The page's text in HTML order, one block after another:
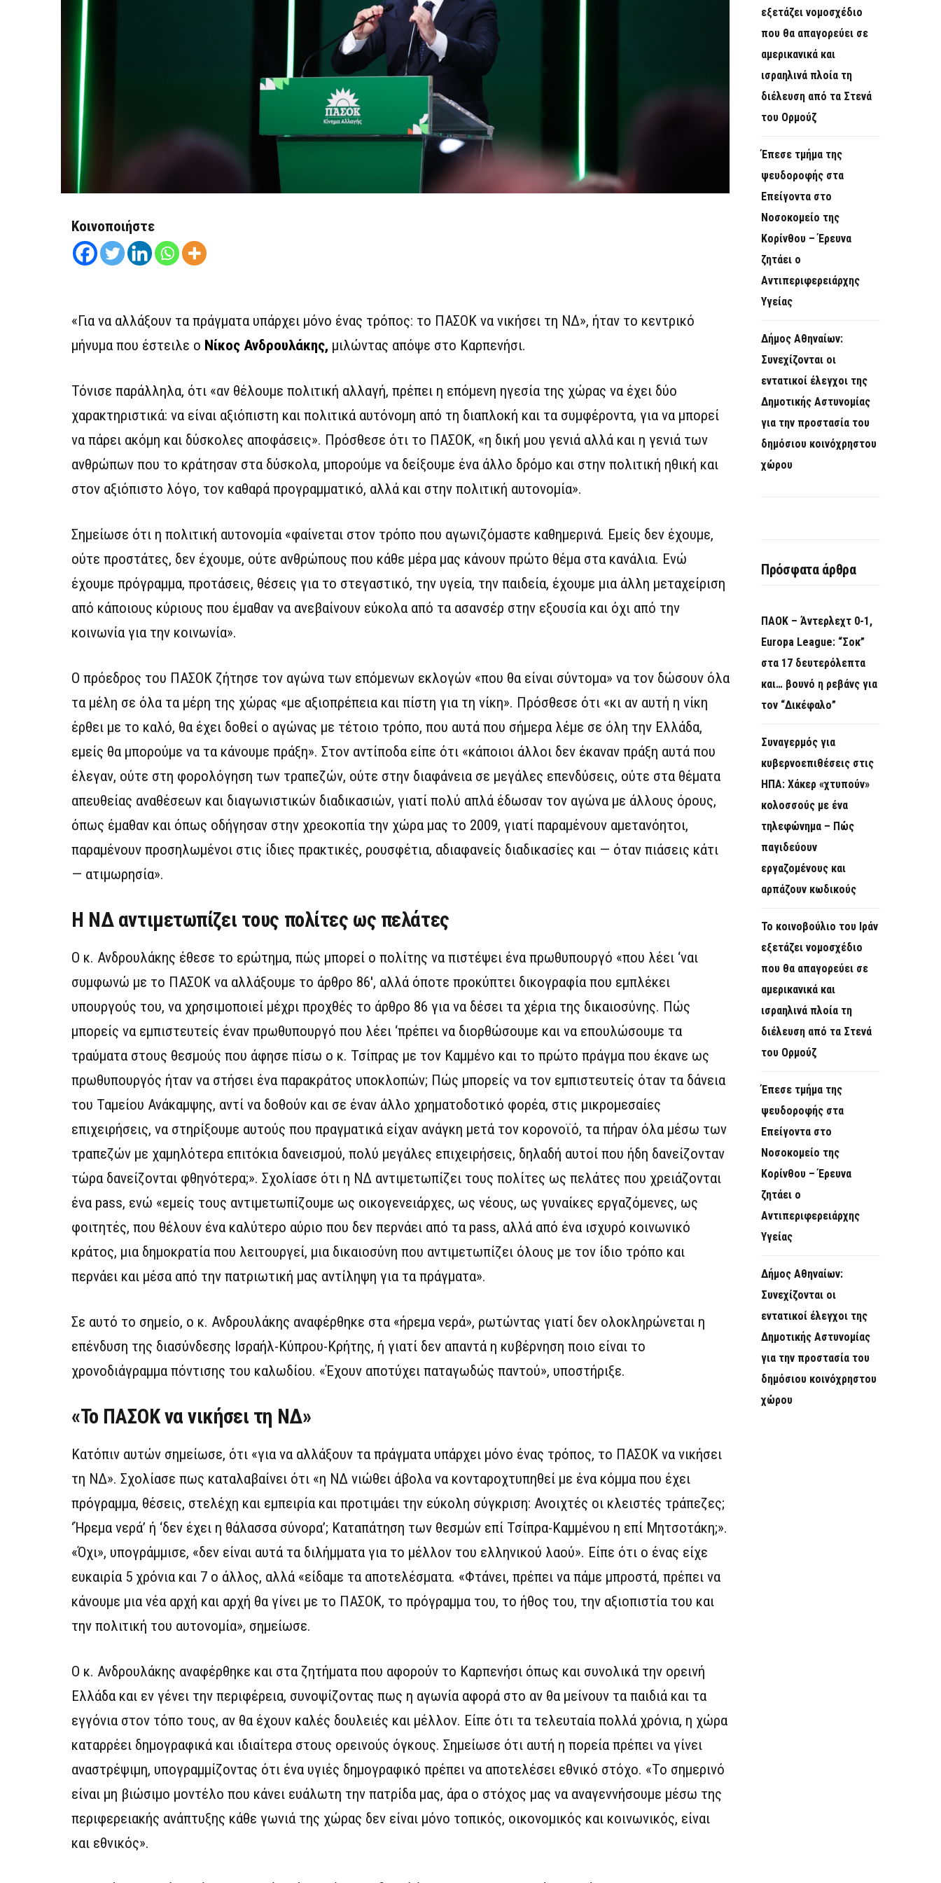
Κοινοποιήστε
«Για να αλλάξουν τα πράγματα υπάρχει μόνο ένας τρόπος: το ΠΑΣΟΚ να νικήσει τη ΝΔ», ήταν το κεντρικό
μήνυμα που έστειλε ο Νίκος Ανδρουλάκης, μιλώντας απόψε στο Καρπενήσι.
Τόνισε παράλληλα, ότι «αν θέλουμε πολιτική αλλαγή, πρέπει η επόμενη ηγεσία της χώρας να έχει δύο
χαρακτηριστικά: να είναι αξιόπιστη και πολιτικά αυτόνομη από τη διαπλοκή και τα συμφέροντα, για να μπορεί
να πάρει ακόμη και δύσκολες αποφάσεις». Πρόσθεσε ότι το ΠΑΣΟΚ, «η δική μου γενιά αλλά και η γενιά των
ανθρώπων που το κράτησαν στα δύσκολα, μπορούμε να δείξουμε ένα άλλο δρόμο και στην πολιτική ηθική και
στον αξιόπιστο λόγο, τον καθαρά προγραμματικό, αλλά και στην πολιτική αυτονομία».
Σημείωσε ότι η πολιτική αυτονομία «φαίνεται στον τρόπο που αγωνιζόμαστε καθημερινά. Εμείς δεν έχουμε,
ούτε προστάτες, δεν έχουμε, ούτε ανθρώπους που κάθε μέρα μας κάνουν πρώτο θέμα στα κανάλια. Ενώ
έχουμε πρόγραμμα, προτάσεις, θέσεις για το στεγαστικό, την υγεία, την παιδεία, έχουμε μια άλλη μεταχείριση
από κάποιους κύριους που έμαθαν να ανεβαίνουν εύκολα από τα ασανσέρ στην εξουσία και όχι από την
κοινωνία για την κοινωνία».
Ο πρόεδρος του ΠΑΣΟΚ ζήτησε τον αγώνα των επόμενων εκλογών «που θα είναι σύντομα» να τον δώσουν όλα
τα μέλη σε όλα τα μέρη της χώρας «με αξιοπρέπεια και πίστη για τη νίκη». Πρόσθεσε ότι «κι αν αυτή η νίκη
έρθει με το καλό, θα έχει δοθεί ο αγώνας με τέτοιο τρόπο, που αυτά που σήμερα λέμε σε όλη την Ελλάδα,
εμείς θα μπορούμε να τα κάνουμε πράξη». Στον αντίποδα είπε ότι «κάποιοι άλλοι δεν έκαναν πράξη αυτά που
έλεγαν, ούτε στη φορολόγηση των τραπεζών, ούτε στην διαφάνεια σε μεγάλες επενδύσεις, ούτε στα θέματα
απευθείας αναθέσεων και διαγωνιστικών διαδικασιών, γιατί πολύ απλά έδωσαν τον αγώνα με άλλους όρους,
όπως έμαθαν και όπως οδήγησαν στην χρεοκοπία την χώρα μας το 2009, γιατί παραμένουν αμετανόητοι,
παραμένουν προσηλωμένοι στις ίδιες πρακτικές, ρουσφέτια, αδιαφανείς διαδικασίες και — όταν πιάσεις κάτι
— ατιμωρησία».
H ΝΔ αντιμετωπίζει τους πολίτες ως πελάτες
Ο κ. Ανδρουλάκης έθεσε το ερώτημα, πώς μπορεί ο πολίτης να πιστέψει ένα πρωθυπουργό «που λέει ‘ναι
συμφωνώ με το ΠΑΣΟΚ να αλλάξουμε το άρθρο 86′, αλλά όποτε προκύπτει δικογραφία που εμπλέκει
υπουργούς του, να χρησιμοποιεί μέχρι προχθές το άρθρο 86 για να δέσει τα χέρια της δικαιοσύνης. Πώς
μπορείς να εμπιστευτείς έναν πρωθυπουργό που λέει ‘πρέπει να διορθώσουμε και να επουλώσουμε τα
τραύματα στους θεσμούς που άφησε πίσω ο κ. Τσίπρας με τον Καμμένο και το πρώτο πράγμα που έκανε ως
πρωθυπουργός ήταν να στήσει ένα παρακράτος υποκλοπών; Πώς μπορείς να τον εμπιστευτείς όταν τα δάνεια
του Ταμείου Ανάκαμψης, αντί να δοθούν και σε έναν άλλο χρηματοδοτικό φορέα, στις μικρομεσαίες
επιχειρήσεις, να στηρίξουμε αυτούς που πραγματικά είχαν ανάγκη μετά τον κορονοϊό, τα πήραν όλα μέσω των
τραπεζών με χαμηλότερα επιτόκια δανεισμού, πολύ μεγάλες επιχειρήσεις, δηλαδή αυτοί που ήδη δανείζονταν
τώρα δανείζονται φθηνότερα;». Σχολίασε ότι η ΝΔ αντιμετωπίζει τους πολίτες ως πελάτες που χρειάζονται
ένα pass, ενώ «εμείς τους αντιμετωπίζουμε ως οικογενειάρχες, ως νέους, ως γυναίκες εργαζόμενες, ως
φοιτητές, που θέλουν ένα καλύτερο αύριο που δεν περνάει από τα pass, αλλά από ένα ισχυρό κοινωνικό
κράτος, μια δημοκρατία που λειτουργεί, μια δικαιοσύνη που αντιμετωπίζει όλους με τον ίδιο τρόπο και
περνάει και μέσα από την πατριωτική μας αντίληψη για τα πράγματα».
Σε αυτό το σημείο, ο κ. Ανδρουλάκης αναφέρθηκε στα «ήρεμα νερά», ρωτώντας γιατί δεν ολοκληρώνεται η
επένδυση της διασύνδεσης Ισραήλ-Κύπρου-Κρήτης, ή γιατί δεν απαντά η κυβέρνηση ποιο είναι το
χρονοδιάγραμμα πόντισης του καλωδίου. «Έχουν αποτύχει παταγωδώς παντού», υποστήριξε.
«Το ΠΑΣΟΚ να νικήσει τη ΝΔ»
Κατόπιν αυτών σημείωσε, ότι «για να αλλάξουν τα πράγματα υπάρχει μόνο ένας τρόπος, το ΠΑΣΟΚ να νικήσει
τη ΝΔ». Σχολίασε πως καταλαβαίνει ότι «η ΝΔ νιώθει άβολα να κονταροχτυπηθεί με ένα κόμμα που έχει
πρόγραμμα, θέσεις, στελέχη και εμπειρία και προτιμάει την εύκολη σύγκριση: Ανοιχτές οι κλειστές τράπεζες;
‘Ήρεμα νερά’ ή ‘δεν έχει η θάλασσα σύνορα’; Καταπάτηση των θεσμών επί Τσίπρα-Καμμένου η επί Μητσοτάκη;».
«Όχι», υπογράμμισε, «δεν είναι αυτά τα διλήμματα για το μέλλον του ελληνικού λαού». Είπε ότι ο ένας είχε
ευκαιρία 5 χρόνια και 7 ο άλλος, αλλά «είδαμε τα αποτελέσματα. «Φτάνει, πρέπει να πάμε μπροστά, πρέπει να
κάνουμε μια νέα αρχή και αρχή θα γίνει με το ΠΑΣΟΚ, το πρόγραμμα του, το ήθος του, την αξιοπιστία του και
την πολιτική του αυτονομία», σημείωσε.
Ο κ. Ανδρουλάκης αναφέρθηκε και στα ζητήματα που αφορούν το Καρπενήσι όπως και συνολικά την ορεινή
Ελλάδα και εν γένει την περιφέρεια, συνοψίζοντας πως η αγωνία αφορά στο αν θα μείνουν τα παιδιά και τα
εγγόνια στον τόπο τους, αν θα έχουν καλές δουλειές και μέλλον. Είπε ότι τα τελευταία πολλά χρόνια, η χώρα
καταρρέει δημογραφικά και ιδιαίτερα στους ορεινούς όγκους. Σημείωσε ότι αυτή η πορεία πρέπει να γίνει
αναστρέψιμη, υπογραμμίζοντας ότι ένα υγιές δημογραφικό πρέπει να αποτελέσει εθνικό στόχο. «Το σημερινό
είναι μη βιώσιμο μοντέλο που κάνει ευάλωτη την πατρίδα μας, άρα ο στόχος μας να αναγεννήσουμε μέσω της
περιφερειακής ανάπτυξης κάθε γωνιά της χώρας δεν είναι μόνο τοπικός, οικονομικός και κοινωνικός, είναι
και εθνικός».
εξετάζει νομοσχέδιο
που θα απαγορεύει σε
αμερικανικά και
ισραηλινά πλοία τη
διέλευση από τα Στενά
του Ορμούζ
Έπεσε τμήμα της
ψευδοροφής στα
Επείγοντα στο
Νοσοκομείο της
Κορίνθου – Έρευνα
ζητάει ο
Αντιπεριφερειάρχης
Υγείας
Δήμος Αθηναίων:
Συνεχίζονται οι
εντατικοί έλεγχοι της
Δημοτικής Αστυνομίας
για την προστασία του
δημόσιου κοινόχρηστου
χώρου
Πρόσφατα άρθρα
ΠΑΟΚ – Άντερλεχτ 0-1,
Europa League: “Σοκ”
στα 17 δευτερόλεπτα
και… βουνό η ρεβάνς για
τον “Δικέφαλο”
Συναγερμός για
κυβερνοεπιθέσεις στις
ΗΠΑ: Χάκερ «χτυπούν»
κολοσσούς με ένα
τηλεφώνημα – Πώς
παγιδεύουν
εργαζομένους και
αρπάζουν κωδικούς
Το κοινοβούλιο του Ιράν
εξετάζει νομοσχέδιο
που θα απαγορεύει σε
αμερικανικά και
ισραηλινά πλοία τη
διέλευση από τα Στενά
του Ορμούζ
Έπεσε τμήμα της
ψευδοροφής στα
Επείγοντα στο
Νοσοκομείο της
Κορίνθου – Έρευνα
ζητάει ο
Αντιπεριφερειάρχης
Υγείας
Δήμος Αθηναίων:
Συνεχίζονται οι
εντατικοί έλεγχοι της
Δημοτικής Αστυνομίας
για την προστασία του
δημόσιου κοινόχρηστου
χώρου